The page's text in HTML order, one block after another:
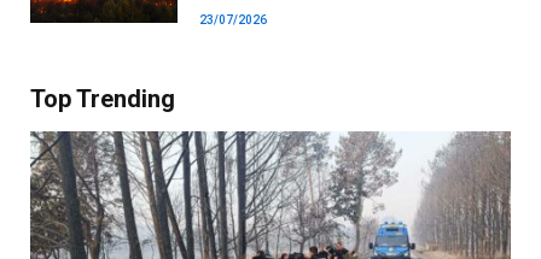
23/07/2026
Top Trending